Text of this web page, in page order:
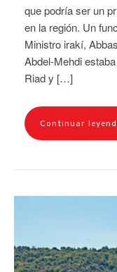
que podría ser un
en la región. Un
Ministro irakí,
Abdel-Mehdi
Riad y […]
Continuar